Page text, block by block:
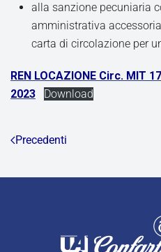
alla sanzione pecuniaria
amministrativa
carta di circolazione per
REN LOCAZIONE Circ. MIT
2023
Download
Precedenti